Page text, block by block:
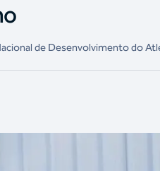
de Desenvolvimento do